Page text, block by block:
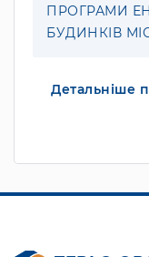
ПРОГРАМИ
БУДИНКІВ
Детальніше